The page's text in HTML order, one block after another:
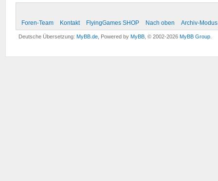
Foren-Team Kontakt FlyingGames SHOP Nach oben Archiv-Modus
Deutsche Übersetzung:MyBB.de , Powered byMyBB , © 2002-2026MyBB Group